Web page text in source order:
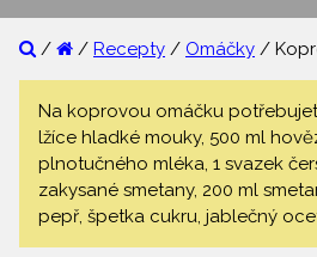
/ / Recepty / Omáčky /
Na koprovou omáčku
lžíce hladké mouky, 500 ml
plnotučného mléka, 1 svazek
zakysané smetany, 200 ml
pepř, špetka cukru, jablečný